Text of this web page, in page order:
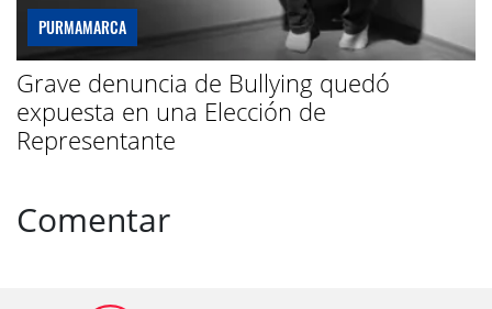
PURMAMARCA
Grave denuncia de Bullying quedó
expuesta en una Elección de
Representante
Comentar